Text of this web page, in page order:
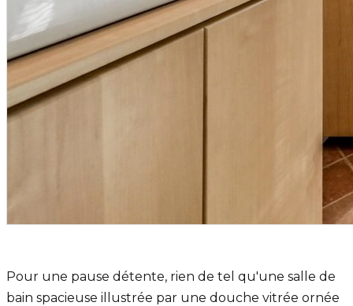
Pour une pause détente, rien de tel qu'une salle de
bain spacieuse illustrée par une douche vitrée ornée